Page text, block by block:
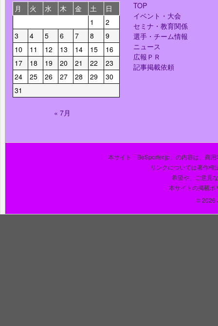
月
火 水 木 金 土
日
1
2
3
4 5 6 7 8
9
10
11 12 13 14 15
16
17
18 19 20 21 22
23
24
25 26 27 28 29
30
31
« 7月
TOP
イベント・大会
セミナ・教育関係
選手・チーム情報
ニュース
広報ＰＲ
記事掲載依頼
本サイト「BeSporter.jp」の内容は、商
リンクについては著作権
希望や、ご意見
本サイトの掲載ポ
© 2026